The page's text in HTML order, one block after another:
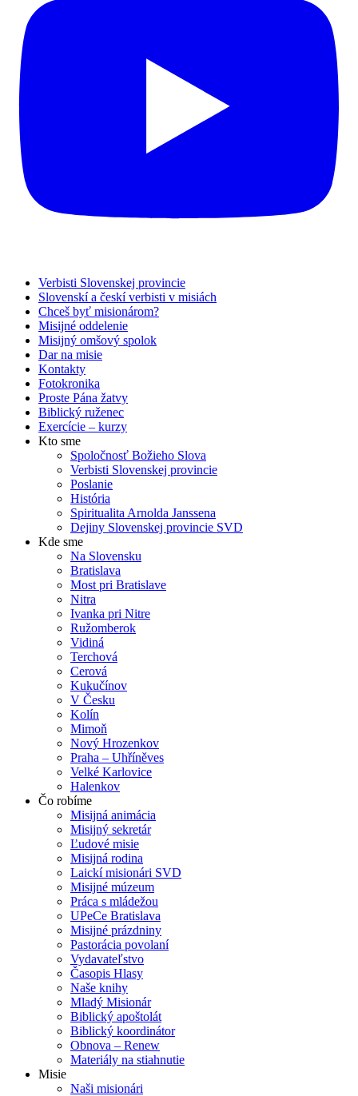
Verbisti Slovenskej provincie
Slovenskí a českí verbisti v misiách
Chceš byť misionárom?
Misijné oddelenie
Misijný omšový spolok
Dar na misie
Kontakty
Fotokronika
Proste Pána žatvy
Biblický ruženec
Exercície – kurzy
Kto sme
Spoločnosť Božieho Slova
Verbisti Slovenskej provincie
Poslanie
História
Spiritualita Arnolda Janssena
Dejiny Slovenskej provincie SVD
Kde sme
Na Slovensku
Bratislava
Most pri Bratislave
Nitra
Ivanka pri Nitre
Ružomberok
Vidiná
Terchová
Cerová
Kukučínov
V Česku
Kolín
Mimoň
Nový Hrozenkov
Praha – Uhříněves
Velké Karlovice
Halenkov
Čo robíme
Misijná animácia
Misijný sekretár
Ľudové misie
Misijná rodina
Laickí misionári SVD
Misijné múzeum
Práca s mládežou
UPeCe Bratislava
Misijné prázdniny
Pastorácia povolaní
Vydavateľstvo
Časopis Hlasy
Naše knihy
Mladý Misionár
Biblický apoštolát
Biblický koordinátor
Obnova – Renew
Materiály na stiahnutie
Misie
Naši misionári